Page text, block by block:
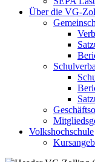
Über die VG-
Volkshochschule